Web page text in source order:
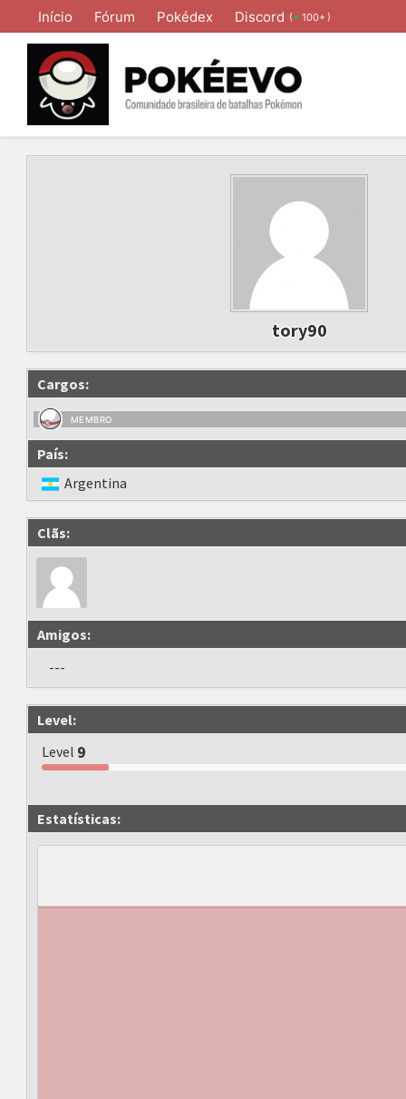
Início Fórum Pokédex Discord ( 100+ )
tory90
Cargos:
MEMBRO
País:
Argentina
Clãs:
Amigos:
---
Level:
Level 9
Estatísticas: